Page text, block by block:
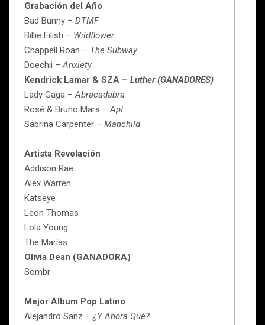
Grabación del Año
Bad Bunny – DTMF
Billie Eilish – Wildflower
Chappell Roan – The Subway
Doechii –Anxiety
Kendrick Lamar & SZA – Luther (GANADORES)
Lady Gaga –Abracadabra
Rosé & Bruno Mars –Apt.
Sabrina Carpenter – Manchild
Artista Revelación
Addison Rae
Alex Warren
Katseye
Leon Thomas
Lola Young
The Marías
Olivia Dean (GANADORA)
Sombr
Mejor Álbum Pop Latino
Alejandro Sanz –¿Y Ahora Qué?